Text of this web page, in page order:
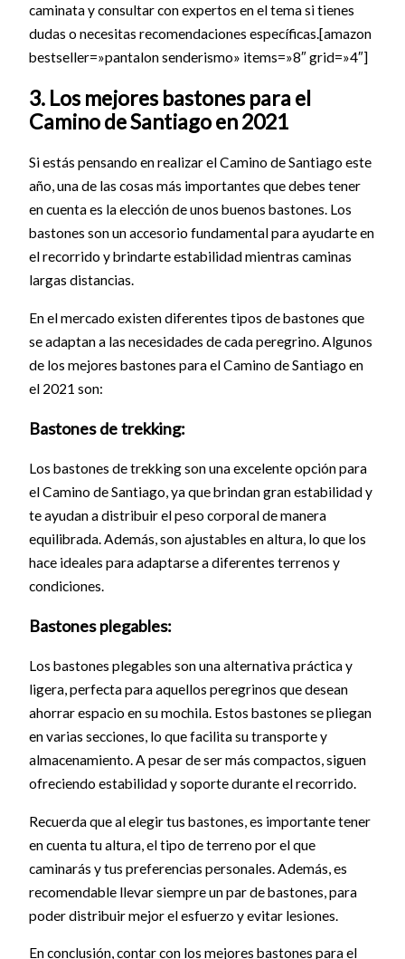
caminata y consultar con expertos en el tema si tienes
dudas o necesitas recomendaciones específicas.[amazon
bestseller=»pantalon senderismo» items=»8″ grid=»4″]
3. Los mejores bastones para el
Camino de Santiago en 2021
Si estás pensando en realizar el Camino de Santiago este
año, una de las cosas más importantes que debes tener
en cuenta es la elección de unos buenos bastones. Los
bastones son un accesorio fundamental para ayudarte en
el recorrido y brindarte estabilidad mientras caminas
largas distancias.
En el mercado existen diferentes tipos de bastones que
se adaptan a las necesidades de cada peregrino. Algunos
de los mejores bastones para el Camino de Santiago en
el 2021 son:
Bastones de trekking:
Los bastones de trekking son una excelente opción para
el Camino de Santiago, ya que brindan gran estabilidad y
te ayudan a distribuir el peso corporal de manera
equilibrada. Además, son ajustables en altura, lo que los
hace ideales para adaptarse a diferentes terrenos y
condiciones.
Bastones plegables:
Los bastones plegables son una alternativa práctica y
ligera, perfecta para aquellos peregrinos que desean
ahorrar espacio en su mochila. Estos bastones se pliegan
en varias secciones, lo que facilita su transporte y
almacenamiento. A pesar de ser más compactos, siguen
ofreciendo estabilidad y soporte durante el recorrido.
Recuerda que al elegir tus bastones, es importante tener
en cuenta tu altura, el tipo de terreno por el que
caminarás y tus preferencias personales. Además, es
recomendable llevar siempre un par de bastones, para
poder distribuir mejor el esfuerzo y evitar lesiones.
En conclusión, contar con los mejores bastones para el